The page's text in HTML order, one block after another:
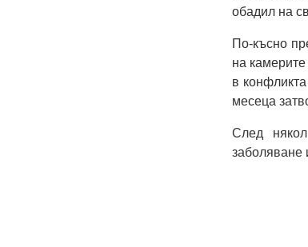
обадил на
По-късно
на
в
месеца
След
заболяване